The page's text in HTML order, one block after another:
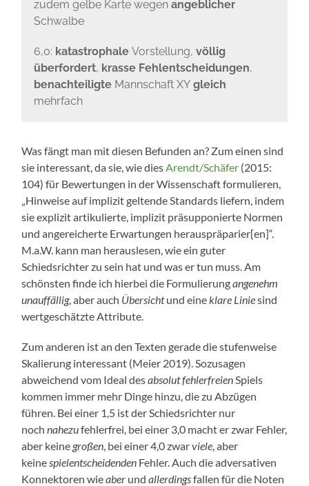
zudem gelbe Karte wegen angeblicher
Schwalbe
6,0: katastrophale Vorstellung, völlig
überfordert, krasse Fehlentscheidungen,
benachteiligte Mannschaft XYgleich
mehrfach
Was fängt man mit diesen Befunden an? Zum einen sind
sie interessant, da sie, wie dies Arendt/Schäfer (2015:
104) für Bewertungen in der Wissenschaft formulieren,
„Hinweise auf implizit geltende Standards liefern, indem
sie explizit artikulierte, implizit präsupponierte Normen
und angereicherte Erwartungen herauspräparier[en]“.
M.a.W. kann man herauslesen, wie ein guter
Schiedsrichter zu sein hat und was er tun muss. Am
schönsten finde ich hierbei die Formulierungangenehm
unauffällig, aber auch Übersichtund eine klare Liniesind
wertgeschätzte Attribute.
Zum anderen ist an den Texten gerade die stufenweise
Skalierung interessant (Meier 2019). Sozusagen
abweichend vom Ideal desabsolut fehlerfreien Spiels
kommen immer mehr Dinge hinzu, die zu Abzügen
führen. Bei einer 1,5 ist der Schiedsrichter nur
nochnahezufehlerfrei, bei einer 3,0 macht er zwar Fehler,
aber keine großen , bei einer 4,0 zwarviele , aber
keine spielentscheidenden Fehler. Auch die adversativen
Konnektoren wieaber undallerdingsfallen für die Noten